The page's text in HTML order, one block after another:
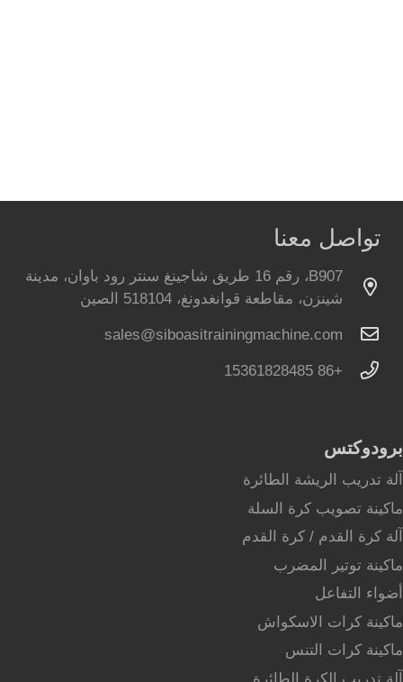
تواصل معنا
B907، رقم 16 طريق شاجينغ سنتر رود باوان، مدينة
شينزن، مقاطعة قوانغدونغ، 518104 الصين
sales@siboasitrainingmachine.com
+86 15361828485
برودوكتس
آلة تدريب الريشة الطائرة
ماكينة تصويب كرة السلة
آلة كرة القدم / كرة القدم
ماكينة توتير المضرب
أضواء التفاعل
ماكينة كرات الاسكواش
ماكينة كرات التنس
آلة تدريب الكرة الطائرة